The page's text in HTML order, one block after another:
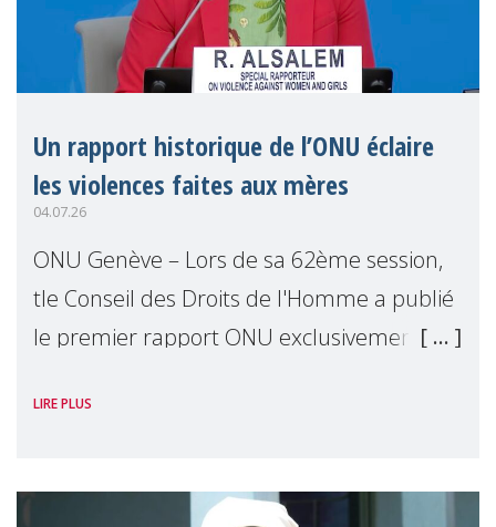
Un rapport historique de l’ONU éclaire
les violences faites aux mères
04.07.26
ONU Genève – Lors de sa 62ème session,
tle Conseil des Droits de l'Homme a publié
le premier rapport ONU exclusivement
de droits. Présenté par Reem Alsalem, the
LIRE PLUS